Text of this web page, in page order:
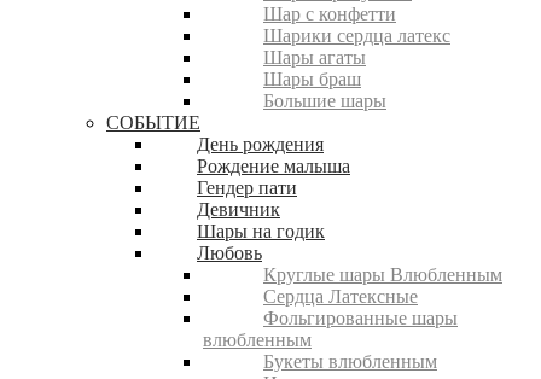
Шар с конфетти
Шарики сердца латекс
Шары агаты
Шары браш
Большие шары
СОБЫТИЕ
День рождения
Рождение малыша
Гендер пати
Девичник
Шары на годик
Любовь
Круглые шары Влюбленным
Сердца Латексные
Фольгированные шары
влюбленным
Букеты влюбленным